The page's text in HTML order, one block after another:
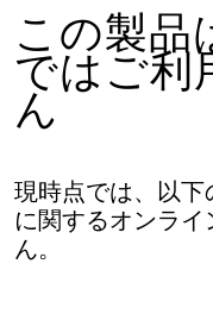
この製品
ではご利
ん
現時点では、以
に関するオンラ
ん。